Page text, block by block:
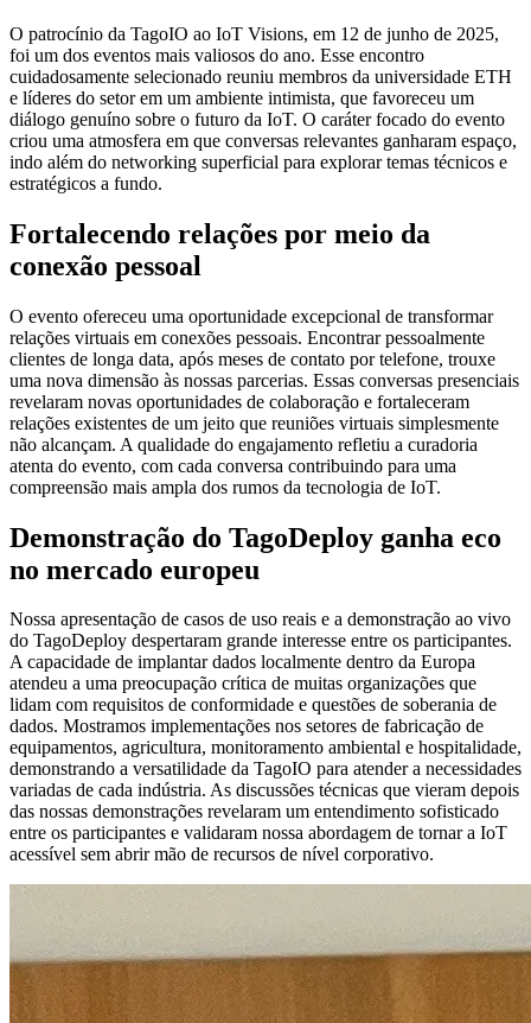
O patrocínio da TagoIO ao IoT Visions, em 12 de junho de 2025,
foi um dos eventos mais valiosos do ano. Esse encontro
cuidadosamente selecionado reuniu membros da universidade ETH
e líderes do setor em um ambiente intimista, que favoreceu um
diálogo genuíno sobre o futuro da IoT. O caráter focado do evento
criou uma atmosfera em que conversas relevantes ganharam espaço,
indo além do networking superficial para explorar temas técnicos e
estratégicos a fundo.
Fortalecendo relações por meio da
conexão pessoal
O evento ofereceu uma oportunidade excepcional de transformar
relações virtuais em conexões pessoais. Encontrar pessoalmente
clientes de longa data, após meses de contato por telefone, trouxe
uma nova dimensão às nossas parcerias. Essas conversas presenciais
revelaram novas oportunidades de colaboração e fortaleceram
relações existentes de um jeito que reuniões virtuais simplesmente
não alcançam. A qualidade do engajamento refletiu a curadoria
atenta do evento, com cada conversa contribuindo para uma
compreensão mais ampla dos rumos da tecnologia de IoT.
Demonstração do TagoDeploy ganha eco
no mercado europeu
Nossa apresentação de casos de uso reais e a demonstração ao vivo
do TagoDeploy despertaram grande interesse entre os participantes.
A capacidade de implantar dados localmente dentro da Europa
atendeu a uma preocupação crítica de muitas organizações que
lidam com requisitos de conformidade e questões de soberania de
dados. Mostramos implementações nos setores de fabricação de
equipamentos, agricultura, monitoramento ambiental e hospitalidade,
demonstrando a versatilidade da TagoIO para atender a necessidades
variadas de cada indústria. As discussões técnicas que vieram depois
das nossas demonstrações revelaram um entendimento sofisticado
entre os participantes e validaram nossa abordagem de tornar a IoT
acessível sem abrir mão de recursos de nível corporativo.